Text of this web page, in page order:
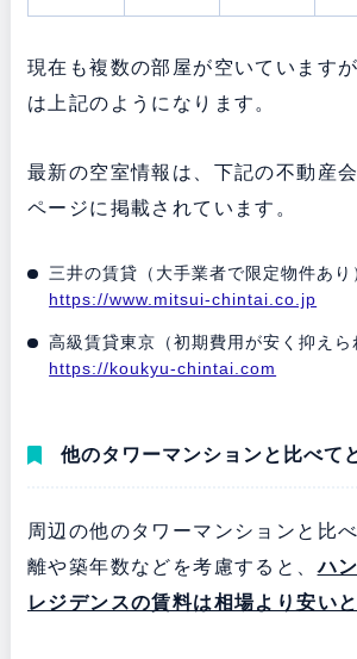
現在も複数の部屋が空いています
は上記のようになります。
最新の空室情報は、下記の不動産
ページに掲載されています。
三井の賃貸（大手業者で限定物件あり
https://www.mitsui-chintai.co.jp
高級賃貸東京（初期費用が安く抑えら
https://koukyu-chintai.com
他のタワーマンションと比べて
周辺の他のタワーマンションと比
離や築年数などを考慮すると、ハ
レジデンスの賃料は相場より安いと